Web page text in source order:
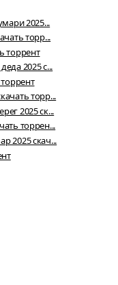
2025...
торр...
торрент
2025 с...
торр...
2025 ск...
торрен...
2025 скач...